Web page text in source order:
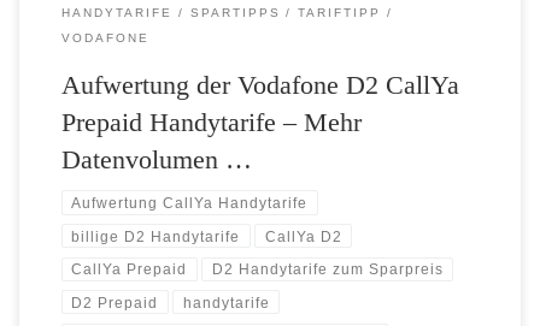
HANDYTARIFE SPARTIPPS
TARIFTIPP
VODAFONE
Aufwertung der Vodafone D2 CallYa
Prepaid Handytarife – Mehr
Datenvolumen …
Aufwertung CallYa Handytarife
billige D2 Handytarife CallYa D2
CallYa Prepaid D2 Handytarife zum Sparpreis
D2 Prepaid handytarife